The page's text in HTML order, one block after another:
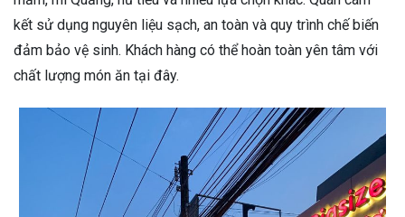
kết sử dụng nguyên liệu sạch, an toàn và quy trình chế biến
đảm bảo vệ sinh. Khách hàng có thể hoàn toàn yên tâm với
chất lượng món ăn tại đây.